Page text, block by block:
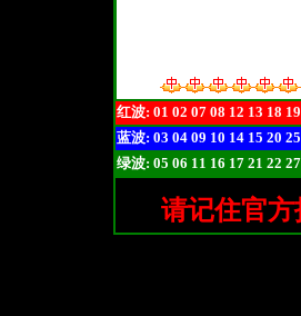
红波: 01 02 07 08 12 13 18
蓝波: 03 04 09 10 14 15 20
绿波: 05 06 11 16 17 21 22
请记住官方